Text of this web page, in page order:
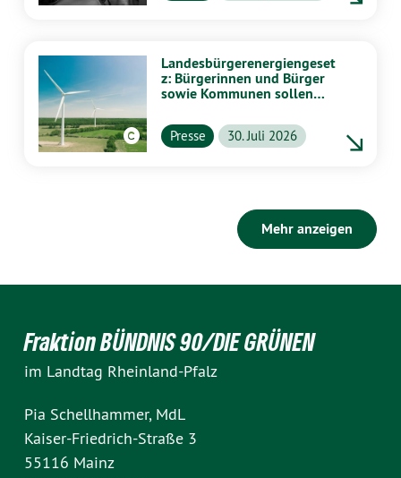
Landesbürgerenergiengeset
z: Bürgerinnen und Bürger
sowie Kommunen sollen
profitieren
Presse 30. Juli 2026
Mehr anzeigen
Fraktion BÜNDNIS 90/DIE GRÜNEN
im Landtag Rheinland-Pfalz
Pia Schellhammer, MdL
Kaiser-Friedrich-Straße 3
55116 Mainz